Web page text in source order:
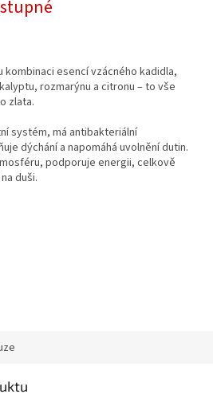
esencí vzácného kadidla,
rozmarýnu a citronu – to vše
zlata.
systém, má antibakteriální
dýchání a napomáhá uvolnění dutin.
podporuje energii, celkově
duši.